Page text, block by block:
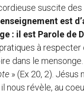
suscite
est
: il est Parole de
à respecter
dans le
» (Ex 20, 2). Jésus
nous révèle, au